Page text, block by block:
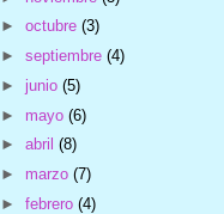
►octubre(3)
►septiembre(4)
►junio(5)
► mayo(6)
►abril(8)
► marzo(7)
►febrero(4)